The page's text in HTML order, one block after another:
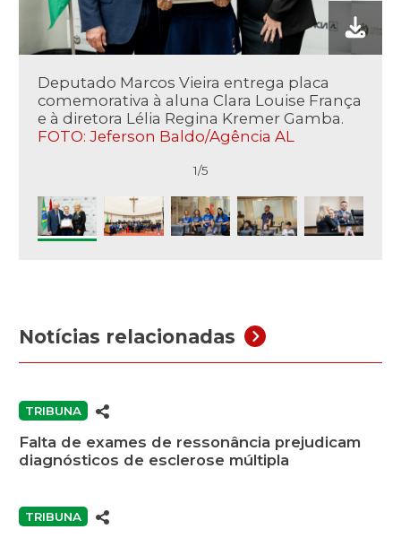
Deputado Marcos Vieira entrega placa
comemorativa à aluna Clara Louise França
e à diretora Lélia Regina Kremer Gamba.
FOTO: Jeferson Baldo/Agência AL
1/5
Notícias relacionadas
TRIBUNA
Falta de exames de ressonância prejudicam
diagnósticos de esclerose múltipla
TRIBUNA